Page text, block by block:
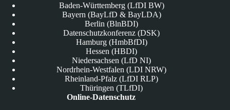
Baden-Württemberg (LfDI BW)
Bayern (BayLfD & BayLDA)
Berlin (BlnBDI)
Datenschutzkonferenz (DSK)
Hamburg (HmbBfDI)
Hessen (HBDI)
Niedersachsen (LfD NI)
Nordrhein-Westfalen (LDI NRW)
Rheinland-Pfalz (LfDI RLP)
Thüringen (TLfDI)
Online-Datenschutz